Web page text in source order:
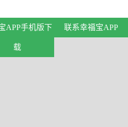
APP手机版下
载
联系幸福宝APP